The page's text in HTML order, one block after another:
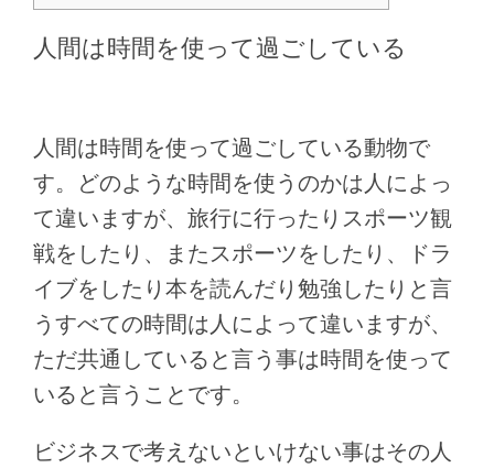
人間は時間を使って過ごしている
人間は時間を使って過ごしている動物で
す。どのような時間を使うのかは人によっ
て違いますが、旅行に行ったりスポーツ観
戦をしたり、またスポーツをしたり、ドラ
イブをしたり本を読んだり勉強したりと言
うすべての時間は人によって違いますが、
ただ共通していると言う事は時間を使って
いると言うことです。
ビジネスで考えないといけない事はその人